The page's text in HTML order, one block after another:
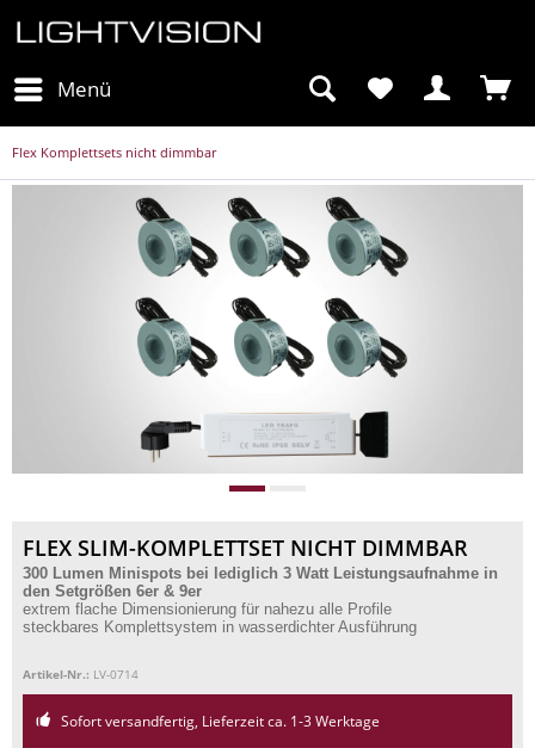
Menü
Flex Komplettsets nicht dimmbar
FLEX SLIM-KOMPLETTSET NICHT DIMMBAR
300 Lumen Minispots bei lediglich 3 Watt Leistungsaufnahme in
den Setgrößen 6er & 9er
extrem flache Dimensionierung für nahezu alle Profile
steckbares Komplettsystem in wasserdichter Ausführung
Artikel-Nr.: LV-0714
Sofort versandfertig, Lieferzeit ca. 1-3 Werktage